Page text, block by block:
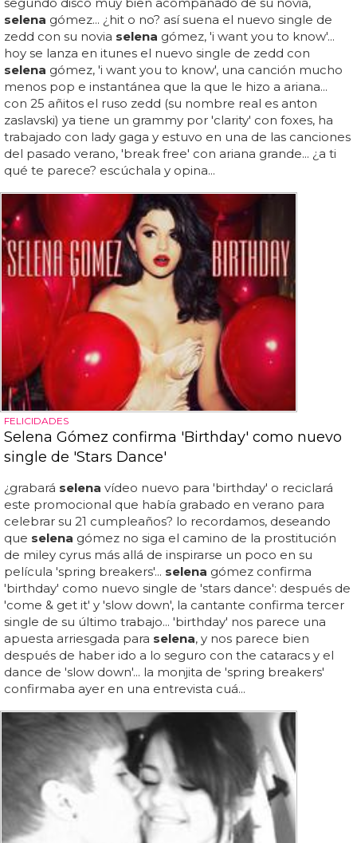
selena gómez... ¿hit o no? así suena el nuevo single de
zedd con su novia selena gómez, 'i want you to know'...
hoy se lanza en itunes el nuevo single de zedd con
selena gómez, 'i want you to know', una canción mucho
menos pop e instantánea que la que le hizo a ariana...
con 25 añitos el ruso zedd (su nombre real es anton
zaslavski) ya tiene un grammy por 'clarity' con foxes, ha
trabajado con lady gaga y estuvo en una de las canciones
del pasado verano, 'break free' con ariana grande... ¿a ti
qué te parece? escúchala y opina...
FELICIDADES
Selena Gómez confirma 'Birthday' como nuevo
single de 'Stars Dance'
¿grabará selena vídeo nuevo para 'birthday' o reciclará
este promocional que había grabado en verano para
celebrar su 21 cumpleaños? lo recordamos, deseando
que selena gómez no siga el camino de la prostitución
de miley cyrus más allá de inspirarse un poco en su
película 'spring breakers'... selena gómez confirma
'birthday' como nuevo single de 'stars dance': después de
'come & get it' y 'slow down', la cantante confirma tercer
single de su último trabajo... 'birthday' nos parece una
apuesta arriesgada para selena, y nos parece bien
después de haber ido a lo seguro con the cataracs y el
dance de 'slow down'... la monjita de 'spring breakers'
confirmaba ayer en una entrevista cuá...